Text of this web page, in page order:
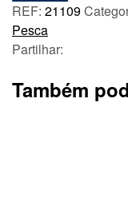
REF: 21109
Pesca
Partilhar:
Também